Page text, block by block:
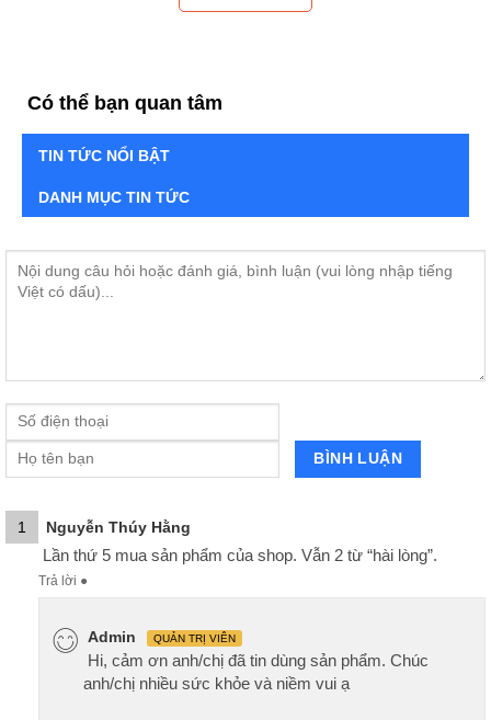
Có thể bạn quan tâm
TIN TỨC NỔI BẬT
DANH MỤC TIN TỨC
1 Nguyễn Thúy Hằng
Lần thứ 5 mua sản phẩm của shop. Vẫn 2 từ “hài lòng”.
Trả lời ●
Admin QUẢN TRỊ VIÊN
Hi, cảm ơn anh/chị đã tin dùng sản phẩm. Chúc
anh/chị nhiều sức khỏe và niềm vui ạ